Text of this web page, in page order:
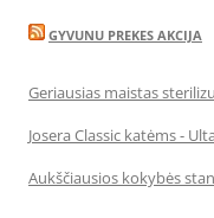
GYVUNU PREKES AKCIJA
Geriausias maistas
Josera Classic katėms -
Aukščiausios kokybės